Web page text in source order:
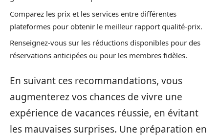
Comparez les prix et les services entre différentes
plateformes pour obtenir le meilleur rapport qualité-prix.
Renseignez-vous sur les réductions disponibles pour des
réservations anticipées ou pour les membres fidèles.
En suivant ces recommandations, vous
augmenterez vos chances de vivre une
expérience de vacances réussie, en évitant
les mauvaises surprises. Une préparation en